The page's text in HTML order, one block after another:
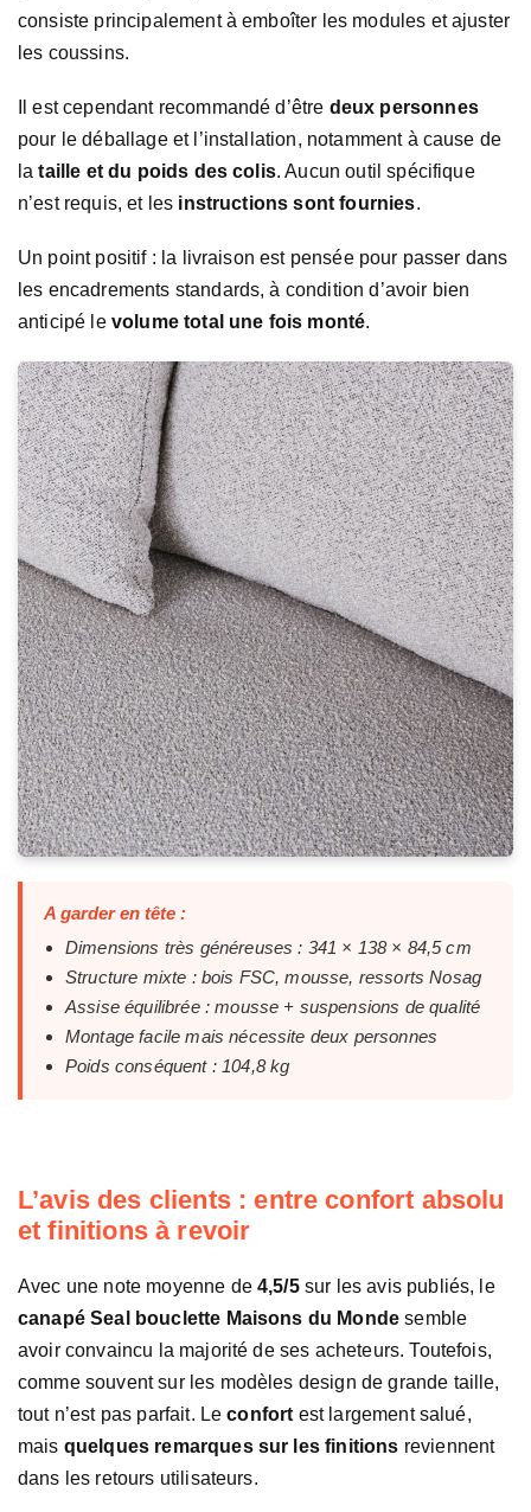
consiste principalement à emboîter les modules et ajuster
les coussins.
Il est cependant recommandé d’être deux personnes
pour le déballage et l’installation, notamment à cause de
lataille et du poids des colis. Aucun outil spécifique
n’est requis, et les instructions sont fournies.
Un point positif : la livraison est pensée pour passer dans
les encadrements standards, à condition d’avoir bien
anticipé le volume total une fois monté.
A garder en tête :
Dimensions très généreuses : 341 × 138 × 84,5 cm
Structure mixte : bois FSC, mousse, ressorts Nosag
Assise équilibrée : mousse + suspensions de qualité
Montage facile mais nécessite deux personnes
Poids conséquent : 104,8 kg
L’avis des clients : entre confort absolu
et finitions à revoir
Avec une note moyenne de 4,5/5sur les avis publiés, le
canapé Seal bouclette Maisons du Monde semble
avoir convaincu la majorité de ses acheteurs. Toutefois,
comme souvent sur les modèles design de grande taille,
tout n’est pas parfait. Leconfort est largement salué,
mais quelques remarques sur les finitions reviennent
dans les retours utilisateurs.